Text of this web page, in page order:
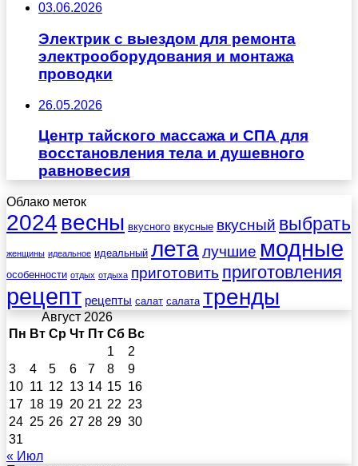
03.06.2026
Электрик с выездом для ремонта
электрооборудования и монтажа
проводки
26.05.2026
Центр тайского массажа и СПА для
восстановления тела и душевного
равновесия
Облако меток
2024 весны вкусного вкусные вкусный выбрать
женщины идеальное идеальный леталучшие модные
особенности отдых отдыха приготовить приготовления
рецепт рецепты салат салата тренды
Август 2026
Пн Вт Ср Чт Пт Сб Вс
1
2
3
4 5 6 7 8
9
10 11 12 13 14 15 16
17 18 19 20 21 22 23
24 25 26 27 28 29 30
31
« Июл